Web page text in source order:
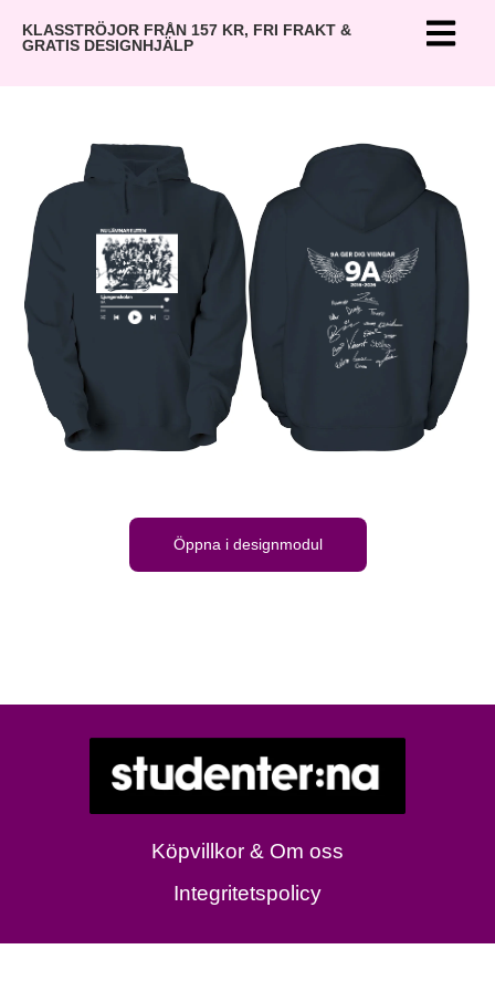
KLASSTRÖJOR FRÅN 157 KR, FRI FRAKT &
GRATIS DESIGNHJÄLP
Öppna i designmodul
Köpvillkor & Om oss
Integritetspolicy